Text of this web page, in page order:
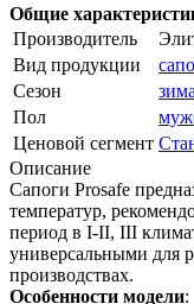
Общие
Производитель
Вид продукции
Сезон
зима
Пол
Ценовой сегмент
Описание
Сапоги Prosafe
температур,
период в I-II, III
универсальными для
производствах.
Особенности модели: